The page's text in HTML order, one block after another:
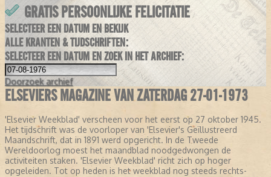
GRATIS PERSOONLIJKE FELICITATIE
SELECTEER EEN DATUM EN BEKIJK
ALLE KRANTEN & TIJDSCHRIFTEN:
SELECTEER EEN DATUM EN ZOEK IN HET ARCHIEF:
Doorzoek archief
ELSEVIERS MAGAZINE VAN ZATERDAG 27-01-1973
'Elsevier Weekblad' verscheen voor het eerst op 27 oktober 1945.
Het tijdschrift was de voorloper van 'Elsevier's Geïllustreerd
Maandschrift, dat in 1891 werd opgericht. In de Tweede
Wereldoorlog moest het maandblad noodgedwongen de
activiteiten staken. 'Elsevier Weekblad' richt zich op hoger
opgeleiden. Tot op heden is het weekblad nog steeds rechts-